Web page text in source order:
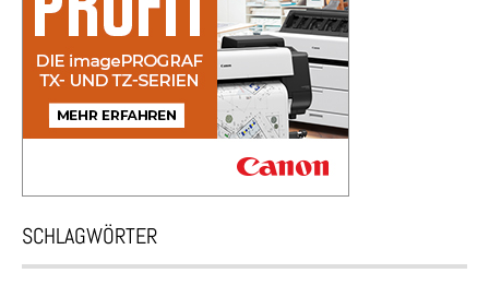
SCHLAGWÖRTER